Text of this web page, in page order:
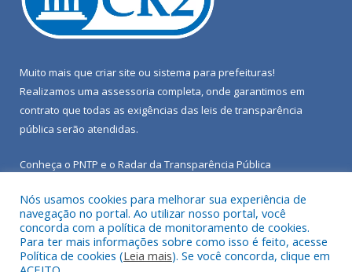
Muito mais que criar site ou sistema para prefeituras!
Realizamos uma assessoria completa, onde garantimos em
contrato que todas as exigências das leis de transparência
pública serão atendidas.
Conheça o PNTP e o Radar da Transparência Pública
Todos os direitos reservados a Câmara Municipal de Porto de
Moz.
Nós usamos cookies para melhorar sua experiência de
navegação no portal. Ao utilizar nosso portal, você
concorda com a política de monitoramento de cookies.
Para ter mais informações sobre como isso é feito, acesse
Política de cookies (Leia mais). Se você concorda, clique em